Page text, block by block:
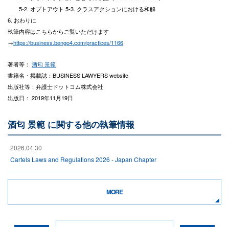
5-2. オプトアウト 5-3. クラスアクションにおける和解
6. おわりに
執筆内容はこちらからご覧いただけます
→https://business.bengo4.com/practices/1166
著者等： 酒匂 景範
書籍名・掲載誌：BUSINESS LAWYERS website
出版社等：弁護士ドットコム株式会社
出版日： 2019年11月19日
酒匂 景範 に関する他の執筆情報
2026.04.30
Cartels Laws and Regulations 2026 - Japan Chapter
MORE